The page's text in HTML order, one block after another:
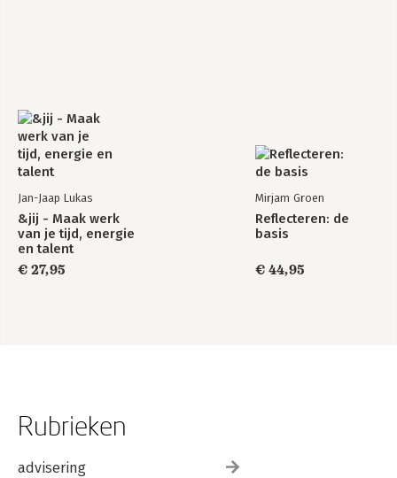
Jan-Jaap Lukas
&jij - Maak werk
van je tijd, energie
en talent
€ 27,95
Mirjam Groen
Reflecteren: de
basis
€ 44,95
Rubrieken
advisering